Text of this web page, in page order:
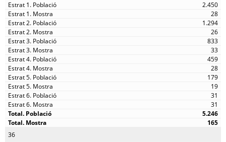
2.450
28
1.294
26
833
33
459
28
179
19
31
31
5.246
165
36